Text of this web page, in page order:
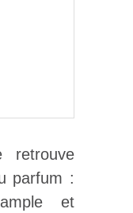
retrouve
parfum :
et